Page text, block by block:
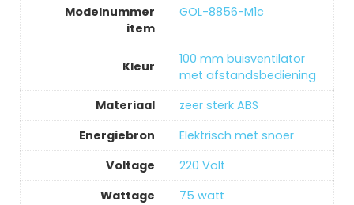
Modelnummer
item
‎GOL-8856-M1c
Kleur
‎100 mm buisventilator
met afstandsbediening
Materiaal
‎zeer sterk ABS
Energiebron
‎Elektrisch met snoer
Voltage
‎220 Volt
Wattage
‎75 watt